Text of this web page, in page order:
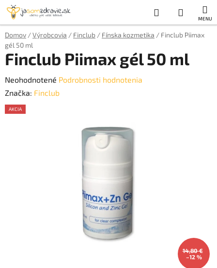
Prejsť
obsah
Hľadať
KOŠÍK
Domov /Výrobcovia / Finclub / Fínska kozmetika / Finclub Piimax
gél 50 ml
Finclub Piimax gél 50 ml
Priemerné
hodnotenie
produktu
Neohodnotené Podrobnosti hodnotenia
Značka: Finclub
AKCIA
14,80 €
–12 %